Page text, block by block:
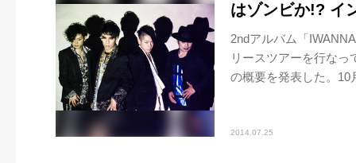
はゾンビか!? イ
2ndアルバム「
リースツアーを行な
の概要を発表した。10
2014.07.25